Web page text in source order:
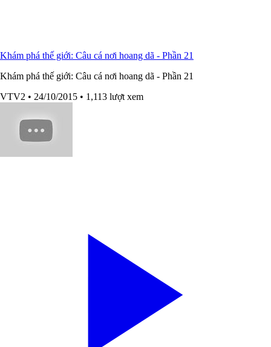
Khám phá thế giới: Câu cá nơi hoang dã - Phần 21
Khám phá thế giới: Câu cá nơi hoang dã - Phần 21
VTV2 • 24/10/2015 • 1,113 lượt xem